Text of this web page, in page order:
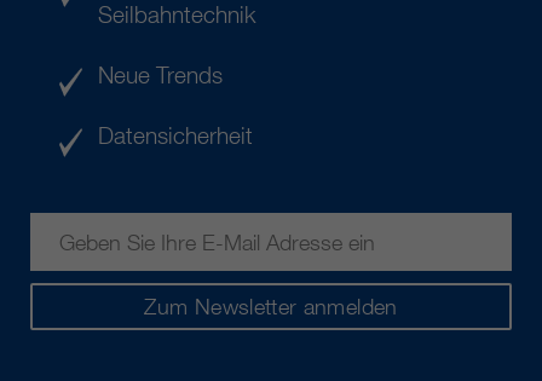
Zum Newsletter anmelden
Seilbahntechnik
Neue Trends
Datensicherheit